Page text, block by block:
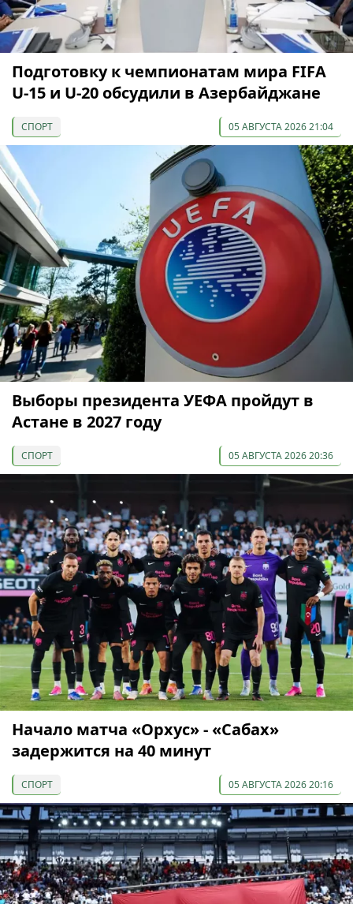
Подготовку к чемпионатам мира FIFA
U-15 и U-20 обсудили в Азербайджане
СПОРТ 05 АВГУСТА 2026 21:04
Выборы президента УЕФА пройдут в
Астане в 2027 году
СПОРТ 05 АВГУСТА 2026 20:36
Начало матча «Орхус» - «Сабах»
задержится на 40 минут
СПОРТ 05 АВГУСТА 2026 20:16